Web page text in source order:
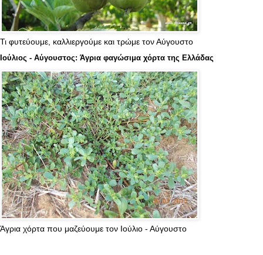
Τι φυτεύουμε, καλλιεργούμε και τρώμε τον Αύγουστο
Ιούλιος - Αύγουστος: Άγρια φαγώσιμα χόρτα της Ελλάδας
Άγρια χόρτα που μαζεύουμε τον Ιούλιο - Αύγουστο